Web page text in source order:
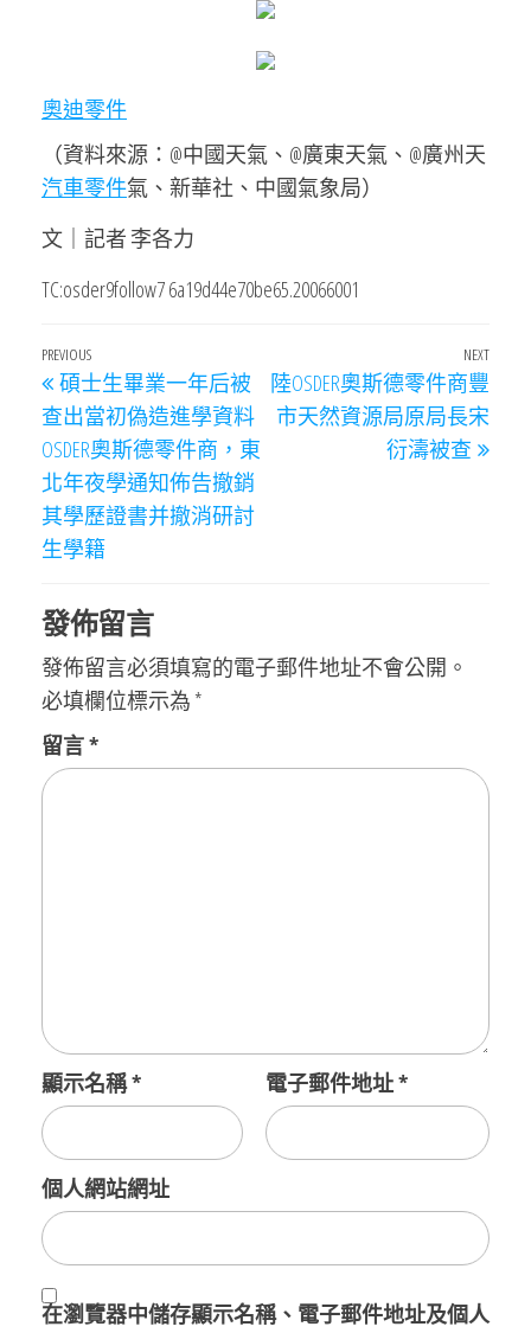
奧迪零件
（資料來源：@中國天氣、@廣東天氣、@廣州天
汽車零件氣、新華社、中國氣象局）
文｜記者 李各力
TC:osder9follow7 6a19d44e70be65.20066001
文
章
導
覽
Previous
Post
PREVIOUS
碩士生畢業一年后被
查出當初偽造進學資料
OSDER奧斯德零件商，東
北年夜學通知佈告撤銷
其學歷證書并撤消研討
生學籍
Next
NEXT
陸OSDER奧斯德零件商豐
市天然資源局原局長宋
衍濤被查
發佈留言
發佈留言必須填寫的電子郵件地址不會公開。
必填欄位標示為 *
留言*
顯示名稱* 電子郵件地址*
個人網站網址
在瀏覽器中儲存顯示名稱、電子郵件地址及個人